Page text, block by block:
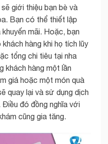
giới thiệu bạn bè và
Bạn có thể thiết lập
mãi. Hoặc, bạn
hàng khi họ tích lũy
tổng chi tiêu tại nha
khách hàng một lần
giá hoặc một món quà
quay lại và sử dụng dịch
đó đồng nghĩa với
cũng gia tăng.